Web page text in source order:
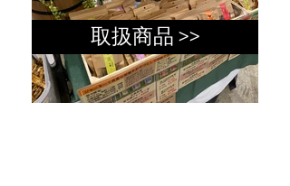
取扱商品 >>